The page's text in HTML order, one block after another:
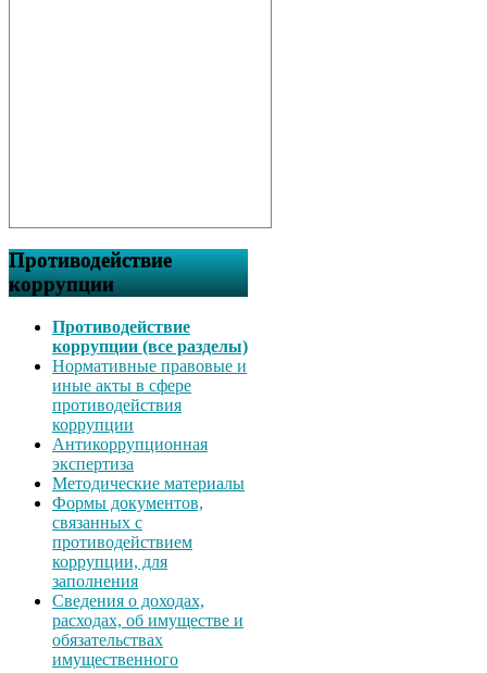
Противодействие
коррупции
Противодействие
коррупции (все разделы)
Нормативные правовые и
иные акты в сфере
противодействия
коррупции
Антикоррупционная
экспертиза
Методические материалы
Формы документов,
связанных с
противодействием
коррупции, для
заполнения
Сведения о доходах,
расходах, об имуществе и
обязательствах
имущественного